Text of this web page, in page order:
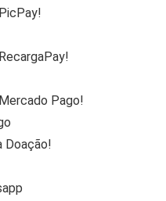
Pago!
Doação!